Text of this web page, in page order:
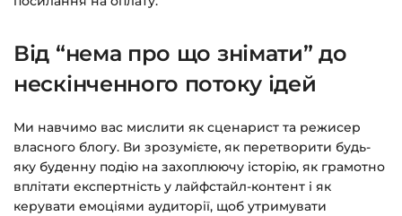
чат на сайті.
Від “нема про що знімати” до
нескінченного потоку ідей
Ми навчимо вас мислити як сценарист та режисер
власного блогу. Ви зрозумієте, як перетворити будь-
яку буденну подію на захоплюючу історію, як грамотно
вплітати експертність у лайфстайл-контент і як
керувати емоціями аудиторії, щоб утримувати